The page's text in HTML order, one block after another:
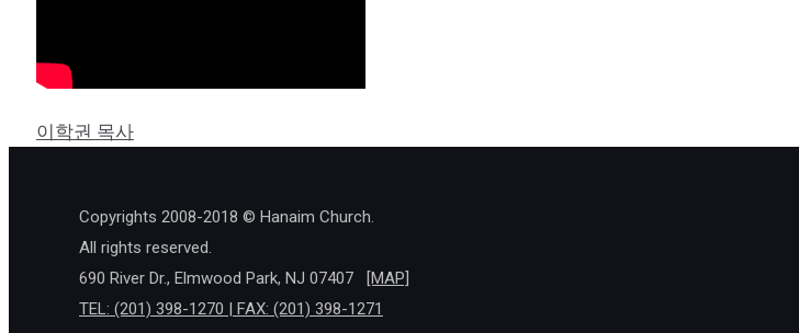
이학권 목사
Copyrights 2008-2018 © Hanaim Church.
All rights reserved.
690 River Dr., Elmwood Park, NJ 07407
[MAP]
TEL: (201) 398-1270 | FAX: (201) 398-1271